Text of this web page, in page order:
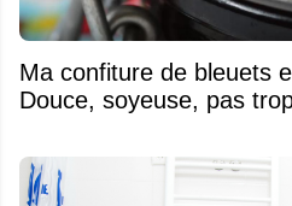
Ma confiture de bleuets
Douce, soyeuse, pas